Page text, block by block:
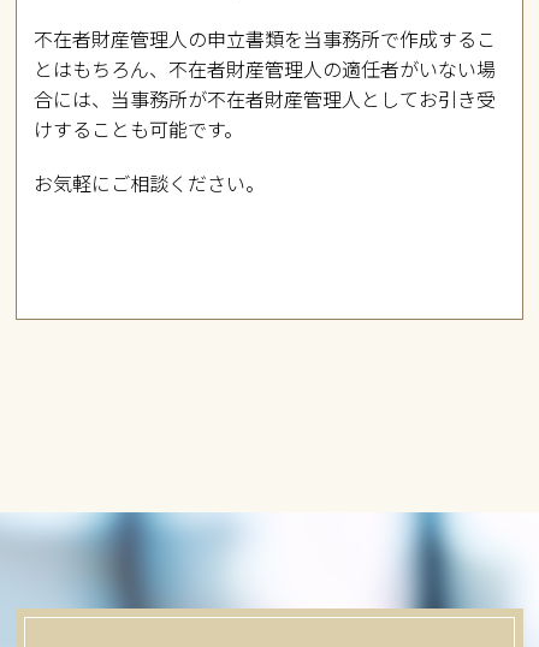
不在者財産管理人の申立書類を当事務所で作成するこ
とはもちろん、不在者財産管理人の適任者がいない場
合には、当事務所が不在者財産管理人としてお引き受
けすることも可能です。
お気軽にご相談ください。